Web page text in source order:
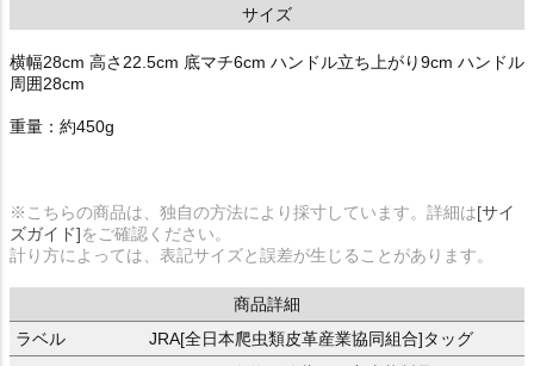
サイズ
横幅28cm 高さ22.5cm 底マチ6cm ハンドル立ち上がり9cm ハンドル
周囲28cm
重量：約450g
※こちらの商品は、独自の方法により採寸しています。詳細は[サイ
ズガイド]をご確認ください。
計り方によっては、表記サイズと誤差が生じることがあります。
商品詳細
ラベル
JRA[全日本爬虫類皮革産業協同組合]タッグ